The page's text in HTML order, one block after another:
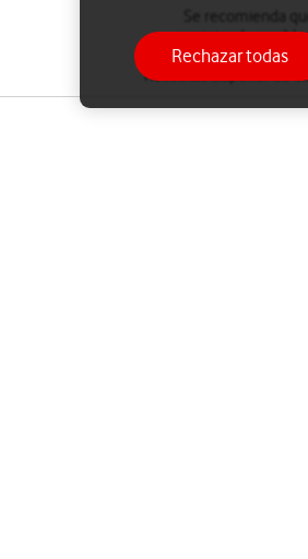
corrigiendo
memoria, o al menos,
necesitas disponer de
Rechazar todas